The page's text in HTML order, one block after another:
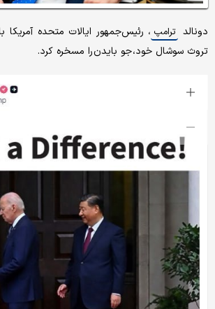
دونالد ترامپ ، رئیس‌جمهور ایالات متحده آمریکا
تروث سوشال خود، جو بایدن را مسخره کرد.